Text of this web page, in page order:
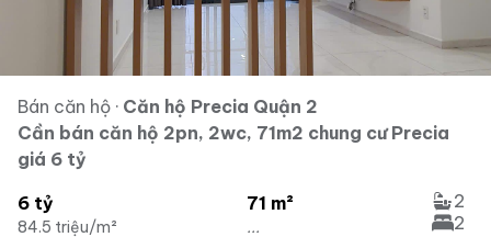
Bán căn hộ · Căn hộ Precia Quận 2
Cần bán căn hộ 2pn, 2wc, 71m2 chung cư Precia
giá 6 tỷ
6 tỷ
84.5 triệu/m²
71 m²
...
2
2